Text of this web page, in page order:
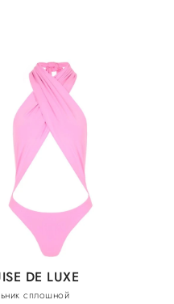
DE LUXE
сплошной